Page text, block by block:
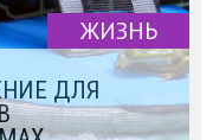
ЖИЗНЬ
ДЛЯ